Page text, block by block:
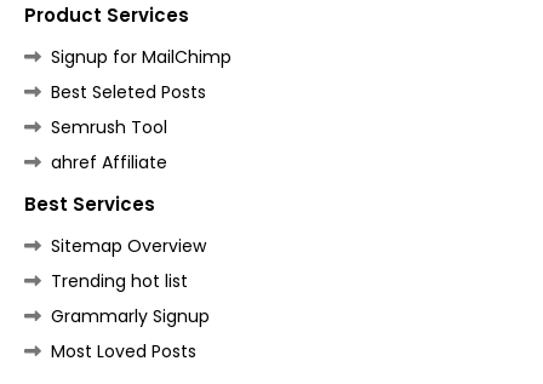
Product Services
Signup for MailChimp
Best Seleted Posts
Semrush Tool
ahref Affiliate
Best Services
Sitemap Overview
Trending hot list
Grammarly Signup
Most Loved Posts